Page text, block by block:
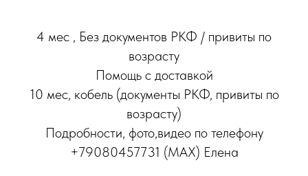
4 мес , Без документов РКФ / привиты по
возрасту
Помощь с доставкой
10 мес, кобель (документы РКФ, привиты по
возрасту)
Подробности, фото,видео по телефону
+79080457731 (МАХ) Елена